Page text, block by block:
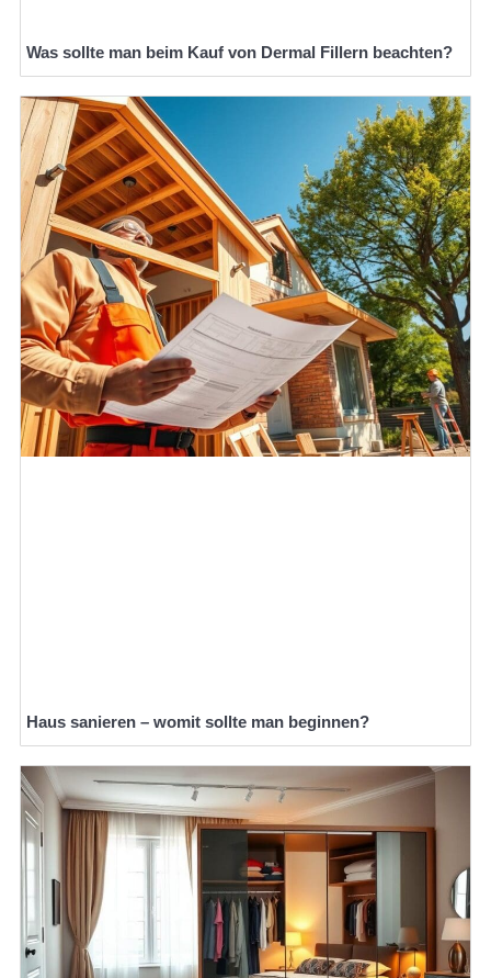
Was sollte man beim Kauf von Dermal Fillern beachten?
Haus sanieren – womit sollte man beginnen?